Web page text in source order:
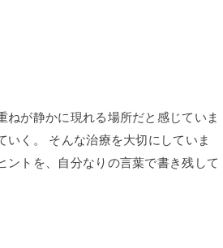
が静かに現れる場所だと感じていま
く。 そんな治療を大切にしていま
トを、自分なりの言葉で書き残して